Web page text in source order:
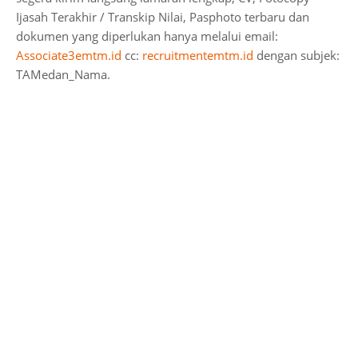
Ijasah Terakhir / Transkip Nilai, Pasphoto terbaru dan
dokumen yang diperlukan hanya melalui email:
Associate3emtm.id cc: recruitmentemtm.id dengan subjek:
TAMedan_Nama.